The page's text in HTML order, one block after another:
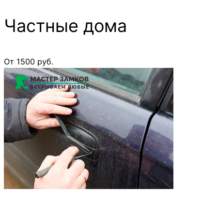
Частные дома
От 1500 руб.